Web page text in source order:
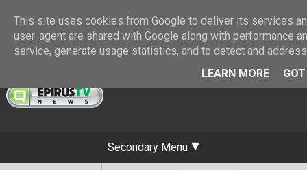
Secondary Menu
This site uses cookies from Google to deliver its services
user-agent are shared with Google along with performance
service, generate usage statistics, and to detect and
LEARN MORE